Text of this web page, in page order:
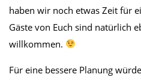
haben wir noch etwas Zeit für
Gäste von Euch sind natürlich
willkommen.
Für eine bessere Planung